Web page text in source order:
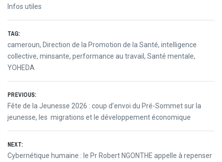
Infos utiles
TAG:
cameroun, Direction de la Promotion de la Santé, intelligence
collective, minsante, performance au travail , Santé mentale,
YOHEDA
Post
navigation
PREVIOUS:
Previous
post:
Fête de la Jeunesse 2026 : coup d’envoi du Pré-Sommet sur la
jeunesse, les migrations et le développement économique
NEXT:
Next
Cybernétique humaine : le Pr Robert NGONTHE appelle à repenser